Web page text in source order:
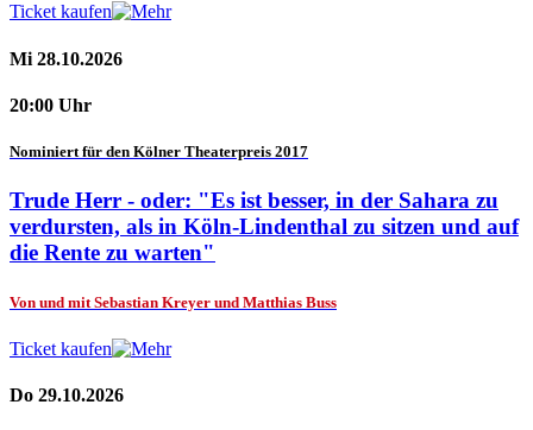
Ticket kaufen
Mi 28.10.2026
20:00 Uhr
Nominiert für den Kölner Theaterpreis 2017
Trude Herr - oder: "Es ist besser, in der Sahara zu
verdursten, als in Köln-Lindenthal zu sitzen und auf
die Rente zu warten"
Von und mit Sebastian Kreyer und Matthias Buss
Ticket kaufen
Do 29.10.2026